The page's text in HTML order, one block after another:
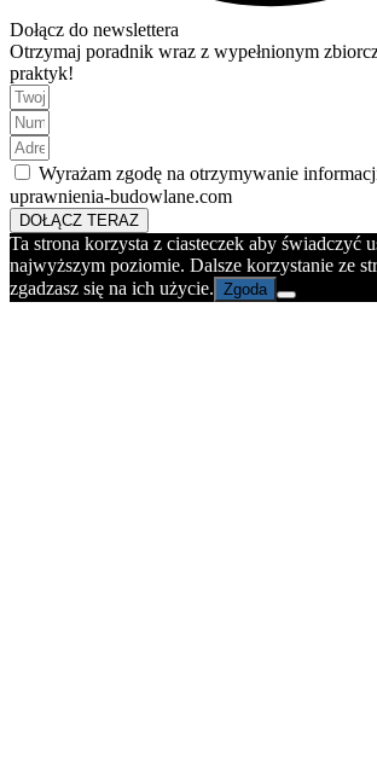
Dołącz do newslettera
Otrzymaj poradnik wraz z wypełnionym
praktyk!
Wyrażam zgodę na otrzymywanie
uprawnienia-budowlane.com
DOŁĄCZ TERAZ
Ta strona korzysta z ciasteczek aby świadczyć
najwyższym poziomie. Dalsze korzystanie ze
zgadzasz się na ich użycie. Zgoda